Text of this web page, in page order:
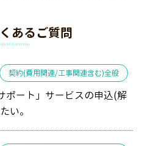
あるご質問
契約(費用関連/工事関連含む)全般
ポート」サービスの申込(解
い。